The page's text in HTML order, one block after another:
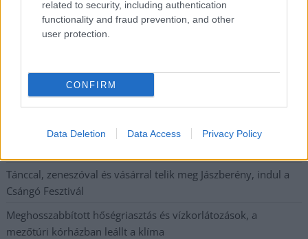
related to security, including authentication
functionality and fraud prevention, and other
user protection.
CONFIRM
Data Deletion Data Access Privacy Policy
miatt ingyenes a strandolás Szolnokon
Nem biztató: a hétvégi kisebb felfrissülés után jövő héten
Közzétették a szakértői állásfoglalást, a Fiumei úti fák
többsége szakszerűen már nem ápolható
A MÚOSZ sajtódíjának második helyét nyerte el a Borsod24 és
Tánccal, zeneszóval és vásárral telik meg Jászberény, indul a
Csángó Fesztivál
Meghosszabbított hőségriasztás és vízkorlátozások, a
mezőtúri kórházban leállt a klíma